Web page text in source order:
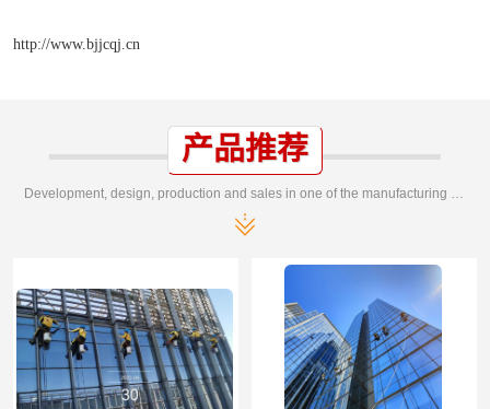
http://www.bjjcqj.cn
产品推荐
Development, design, production and sales in one of the manufacturing enterprises